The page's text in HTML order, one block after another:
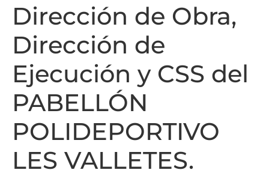
Dirección de Obra,
Dirección de
Ejecución y CSS del
PABELLÓN
POLIDEPORTIVO
LES VALLETES.